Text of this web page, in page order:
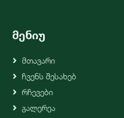
მენიუ
Მთავარი
Ჩვენს Შესახებ
Რჩევები
Გალერეა